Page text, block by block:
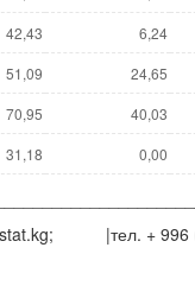
42,43 6,24
51,09 24,65
70,95 40,03
31,18 0,00
|тел. + 996